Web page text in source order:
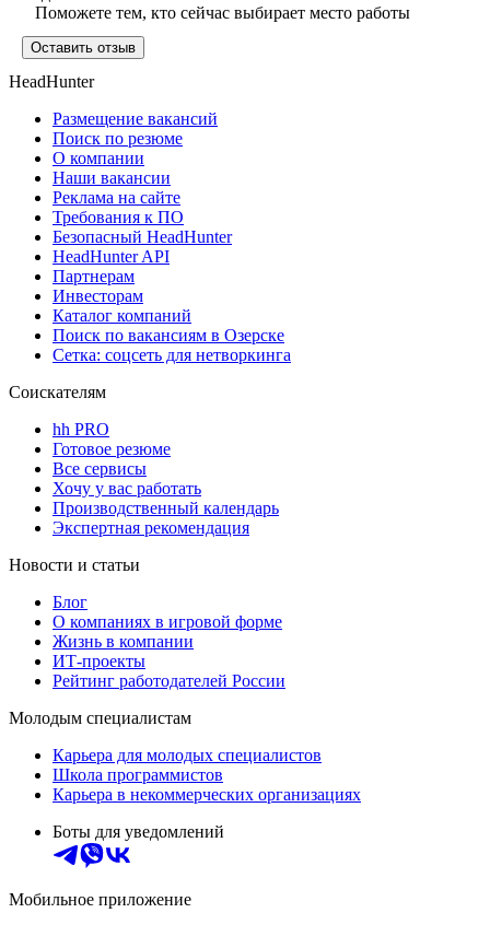
Поможете тем, кто сейчас выбирает место работы
Оставить отзыв
HeadHunter
Размещение вакансий
Поиск по резюме
О компании
Наши вакансии
Реклама на сайте
Требования к ПО
Безопасный HeadHunter
HeadHunter API
Партнерам
Инвесторам
Каталог компаний
Поиск по вакансиям в Озерске
Сетка: соцсеть для нетворкинга
Соискателям
hh PRO
Готовое резюме
Все сервисы
Хочу у вас работать
Производственный календарь
Экспертная рекомендация
Новости и статьи
Блог
О компаниях в игровой форме
Жизнь в компании
ИТ-проекты
Рейтинг работодателей России
Молодым специалистам
Карьера для молодых специалистов
Школа программистов
Карьера в некоммерческих организациях
Боты для уведомлений
Мобильное приложение